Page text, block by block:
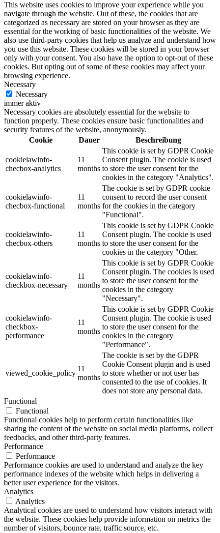
This website uses cookies to improve your experience while you
navigate through the website. Out of these, the cookies that are
categorized as necessary are stored on your browser as they are
essential for the working of basic functionalities of the website. We
also use third-party cookies that help us analyze and understand how
you use this website. These cookies will be stored in your browser
only with your consent. You also have the option to opt-out of these
cookies. But opting out of some of these cookies may affect your
browsing experience.
Necessary
Necessary
immer aktiv
Necessary cookies are absolutely essential for the website to
function properly. These cookies ensure basic functionalities and
security features of the website, anonymously.
Cookie
Dauer Beschreibung
cookielawinfo-
checbox-analytics
11
months
This cookie is set by GDPR Cookie
Consent plugin. The cookie is used
to store the user consent for the
cookies in the category "Analytics".
cookielawinfo-
checbox-functional
11
months
The cookie is set by GDPR cookie
consent to record the user consent
for the cookies in the category
"Functional".
cookielawinfo-
checbox-others
11
months
This cookie is set by GDPR Cookie
Consent plugin. The cookie is used
to store the user consent for the
cookies in the category "Other.
cookielawinfo-
checkbox-necessary
11
months
This cookie is set by GDPR Cookie
Consent plugin. The cookies is used
to store the user consent for the
cookies in the category
"Necessary".
cookielawinfo-
checkbox-
performance
11
months
This cookie is set by GDPR Cookie
Consent plugin. The cookie is used
to store the user consent for the
cookies in the category
"Performance".
viewed_cookie_policy
11
months
The cookie is set by the GDPR
Cookie Consent plugin and is used
to store whether or not user has
consented to the use of cookies. It
does not store any personal data.
Functional
Functional
Functional cookies help to perform certain functionalities like
sharing the content of the website on social media platforms, collect
feedbacks, and other third-party features.
Performance
Performance
Performance cookies are used to understand and analyze the key
performance indexes of the website which helps in delivering a
better user experience for the visitors.
Analytics
Analytics
Analytical cookies are used to understand how visitors interact with
the website. These cookies help provide information on metrics the
number of visitors, bounce rate, traffic source, etc.